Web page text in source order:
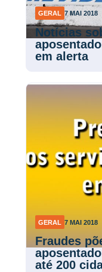
GERAL 7 MAI 2018
Notícias
em alerta
GERAL 7 MAI 2018
Fraudes
até 200